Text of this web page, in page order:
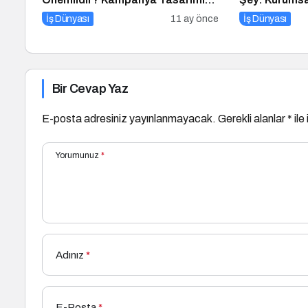
Nasıl Yapılır?
İş Dünyası 11 ay önce
Podcast
İş Dünyası
Bir Cevap Yaz
E-posta adresiniz yayınlanmayacak. Gerekli alanlar* ile
Yorumunuz *
Adınız *